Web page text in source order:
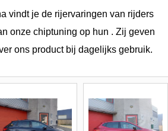
vindt je de rijervaringen van rijders
onze chiptuning op hun . Zij geven
ons product bij dagelijks gebruik.